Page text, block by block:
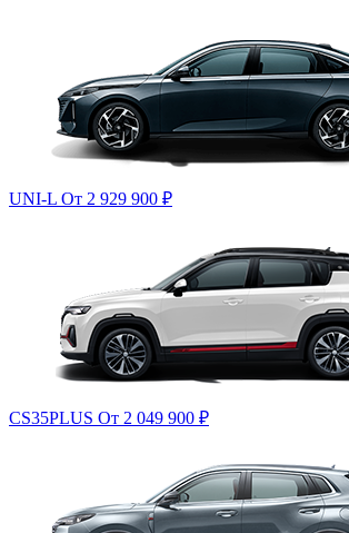
UNI-L От 2 929 900 ₽
CS35PLUS От 2 049 900 ₽